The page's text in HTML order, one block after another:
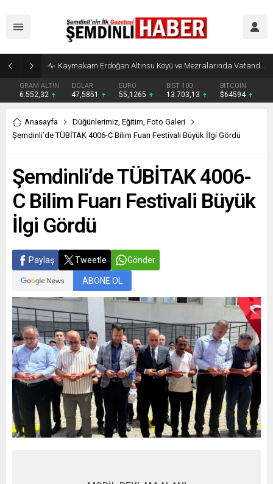
Kaymakam Erdoğan, Halk Eğitimi Merkezi ve ADEM’de Kursları İnceledi
GRAM ALTIN
6.552,32
DOLAR
47,5851
EURO
55,1265
BIST 100
13.703,13
BITCOIN
$64594
Anasayfa Düğünlerimiz, Eğitim, Foto Galeri
Şemdinli’de TÜBİTAK 4006-C Bilim Fuarı Festivali Büyük İlgi Gördü
Şemdinli’de TÜBİTAK 4006-
C Bilim Fuarı Festivali Büyük
İlgi Gördü
Paylaş Tweetle Gönder
ABONE OL